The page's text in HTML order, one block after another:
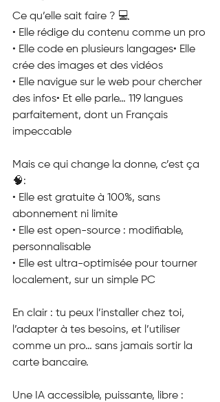
Ce qu’elle sait faire ? 💻
• Elle rédige du contenu comme un pro
• Elle code en plusieurs langages• Elle
crée des images et des vidéos
• Elle navigue sur le web pour chercher
des infos• Et elle parle… 119 langues
parfaitement, dont un Français
impeccable
Mais ce qui change la donne, c’est ça
🧠:
• Elle est gratuite à 100%, sans
abonnement ni limite
• Elle est open-source : modifiable,
personnalisable
• Elle est ultra-optimisée pour tourner
localement, sur un simple PC
En clair : tu peux l’installer chez toi,
l’adapter à tes besoins, et l’utiliser
comme un pro… sans jamais sortir la
carte bancaire.
Une IA accessible, puissante, libre :